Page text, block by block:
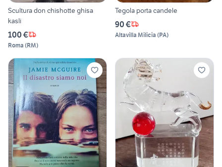
Scultura don chishotte ghisa
kasli
100 €
Roma (RM)
Tegola porta candele
90 €
Altavilla Milicia (PA)